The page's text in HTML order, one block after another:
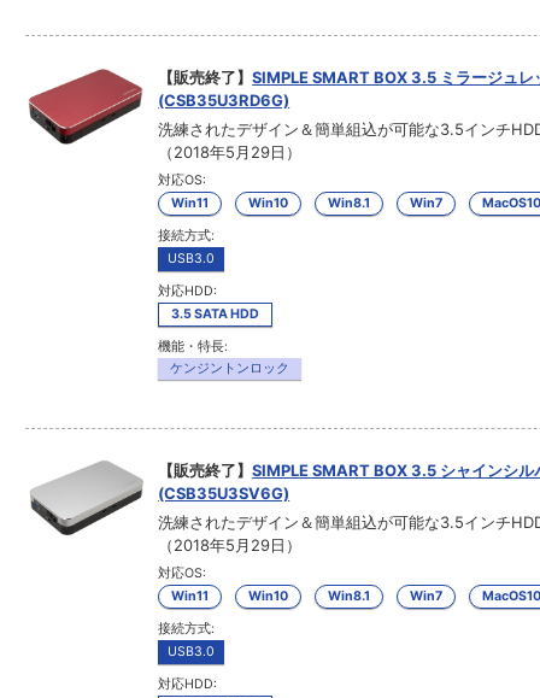
【販売終了】SIMPLE SMART BOX 3.5 ミラージュレ
(CSB35U3RD6G)
洗練されたデザイン＆簡単組込が可能な3.5インチ
（2018年5月29日）
対応OS:
Win11
Win10 Win8.1 Win7
接続方式:
USB3.0
対応HDD:
3.5 SATA HDD
機能・特長:
ケンジントンロック
【販売終了】SIMPLE SMART BOX 3.5 シャインシル
(CSB35U3SV6G)
洗練されたデザイン＆簡単組込が可能な3.5インチ
（2018年5月29日）
対応OS:
Win11
Win10 Win8.1 Win7
接続方式:
USB3.0
対応HDD: